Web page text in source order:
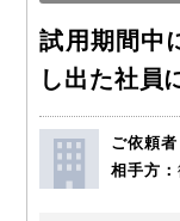
試用期間中
し出た社員
ご依頼者
相手方：